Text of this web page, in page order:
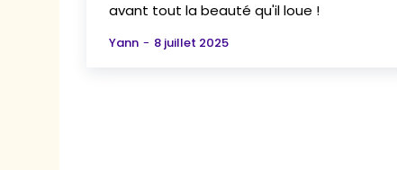
avant tout la beauté qu'il loue !
Yann - 8 juillet 2025